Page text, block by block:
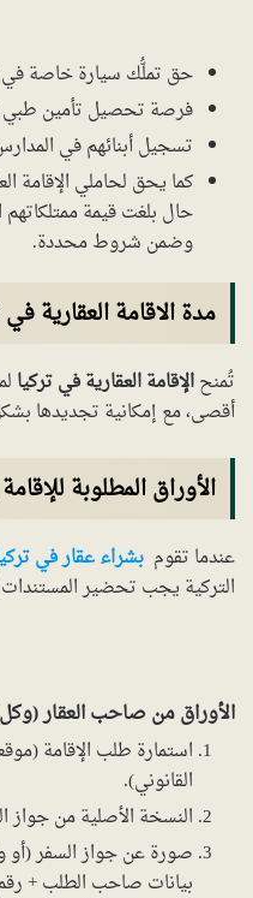
حق تملُّك سيارة خاصة في
فرصة تحصيل تأمين طبي
تسجيل أبنائهم في
كما يحق لحاملي الإقامة
وضمن شروط محددة.
مدة الاقامة العقارية في
تُمنحالإقامة العقارية في تركيا
أقصى، مع إمكانية تجديدها
الأوراق المطلوبة
عندما تقوم بشراء عقار في
التركية يجب تحضير المستندات
الأوراق من صاحب العقار (وكل
استمارة طلب الإقامة
القانوني).
النسخة الأصلية من جواز
صورة عن جواز السفر (أو
بيانات صاحب الطلب +